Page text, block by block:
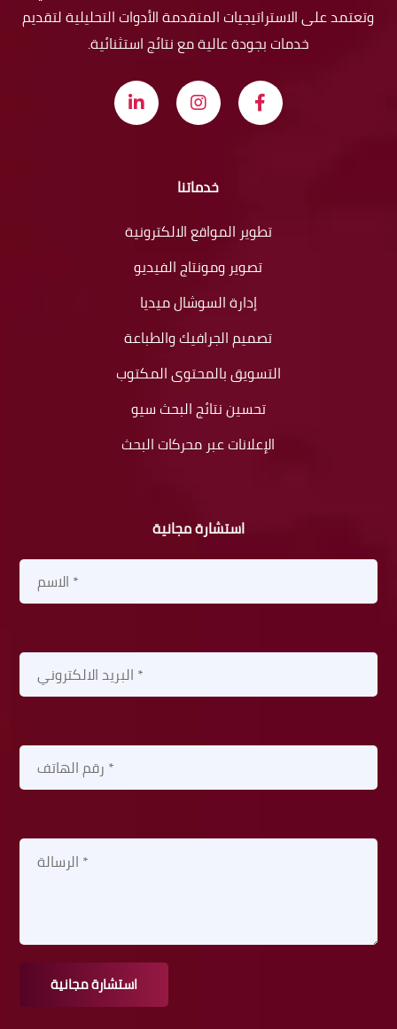
وتعتمد على الاستراتيجيات المتقدمة الأدوات التحليلية لتقديم
خدمات بجودة عالية مع نتائج استثنائية.
خدماتنا
تطوير المواقع الالكترونية
تصوير ومونتاج الفيديو
إدارة السوشال ميديا
تصميم الجرافيك والطباعة
التسويق بالمحتوى المكتوب
تحسين نتائج البحث سيو
الإعلانات عبر محركات البحث
استشارة مجانية